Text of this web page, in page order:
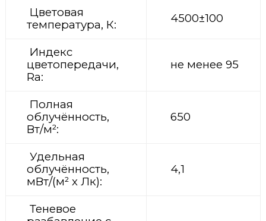
Цветовая
температура, К:
4500±100
Индекс
цветопередачи,
Ra:
не менее 95
Полная
облучённость,
Вт/м²:
650
Удельная
облучённость,
мВт/(м² х Лк):
4,1
Теневое